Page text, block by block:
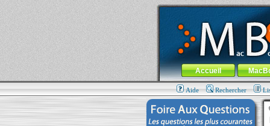
MacBook-fr.com : 100% Apple... 100%
Aller au contenu-Aller au menu
Menu général
Accueil
Aide Rechercher